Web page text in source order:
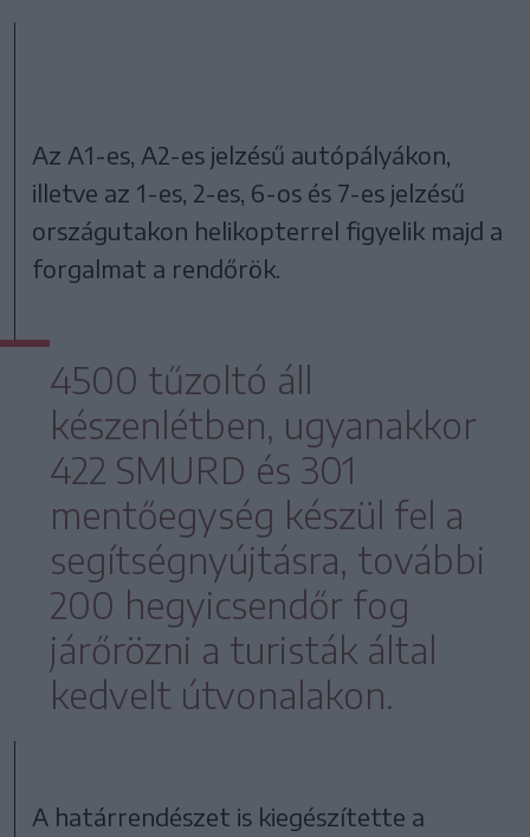
Az A1-es, A2-es jelzésű autópályákon,
illetve az 1-es, 2-es, 6-os és 7-es jelzésű
országutakon helikopterrel figyelik majd a
forgalmat a rendőrök.
4500 tűzoltó áll
készenlétben, ugyanakkor
422 SMURD és 301
mentőegység készül fel a
segítségnyújtásra, további
200 hegyicsendőr fog
járőrözni a turisták által
kedvelt útvonalakon.
A határrendészet is kiegészítette a